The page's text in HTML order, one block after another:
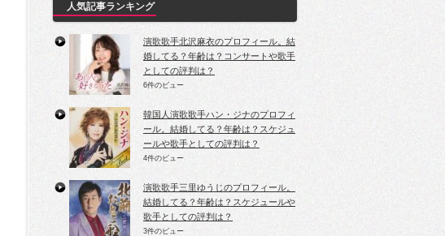
人気記事ランキング
演歌歌手北沢麻衣のプロフィール。結
婚してる？年齢は？コンサートや歌手
としての評判は？
6件のビュー
韓国人演歌歌手ハン・ジナのプロフィ
ール。結婚してる？年齢は？スケジュ
ールや歌手としての評判は？
4件のビュー
演歌歌手三里ゆうじのプロフィール。
結婚してる？年齢は？スケジュールや
歌手としての評判は？
3件のビュー